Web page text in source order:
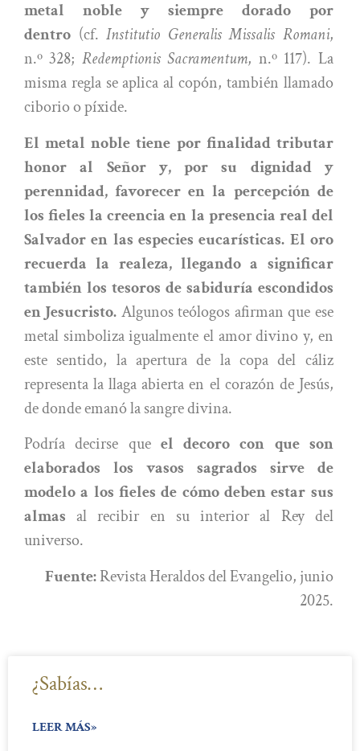
metal noble y siempre dorado por
dentro (cf.Institutio Generalis Missalis Romani,
n.º 328; Redemptionis Sacramentum, n.º 117). La
misma regla se aplica al copón, también llamado
ciborio o píxide.
El metal noble tiene por finalidad tributar
honor al Señor y, por su dignidad y
perennidad, favorecer en la percepción de
los fieles la creencia en la presencia real del
Salvador en las especies eucarísticas. El oro
recuerda la realeza, llegando a significar
también los tesoros de sabiduría escondidos
en Jesucristo. Algunos teólogos afirman que ese
metal simboliza igualmente el amor divino y, en
este sentido, la apertura de la copa del cáliz
representa la llaga abierta en el corazón de Jesús,
de donde emanó la sangre divina.
Podría decirse que el decoro con que son
elaborados los vasos sagrados sirve de
modelo a los fieles de cómo deben estar sus
almas al recibir en su interior al Rey del
universo.
Fuente:Revista Heraldos del Evangelio, junio
2025.
¿Sabías…
LEER MÁS»